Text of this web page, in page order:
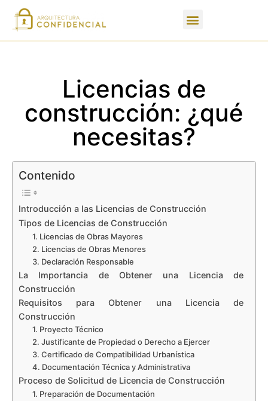
Licencias de
construcción: ¿qué
necesitas?
Contenido
Introducción a las Licencias de Construcción
Tipos de Licencias de Construcción
1. Licencias de Obras Mayores
2. Licencias de Obras Menores
3. Declaración Responsable
La Importancia de Obtener una Licencia de
Construcción
Requisitos para Obtener una Licencia de
Construcción
1. Proyecto Técnico
2. Justificante de Propiedad o Derecho a Ejercer
3. Certificado de Compatibilidad Urbanística
4. Documentación Técnica y Administrativa
Proceso de Solicitud de Licencia de Construcción
1. Preparación de Documentación